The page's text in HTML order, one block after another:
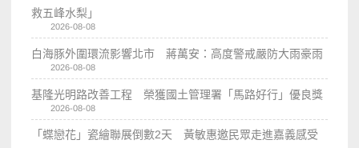
救五峰水梨」
2026-08-08
白海豚外圍環流影響北市 蔣萬安：高度警戒嚴防大雨豪雨
2026-08-08
基隆光明路改善工程 榮獲國土管理署「馬路好行」優良獎
2026-08-08
「蝶戀花」瓷繪聯展倒數2天 黃敏惠邀民眾走進嘉義感受